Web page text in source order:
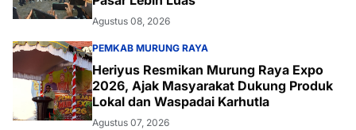
Agustus 08, 2026
PEMKAB MURUNG RAYA
Heriyus Resmikan Murung Raya Expo
2026, Ajak Masyarakat Dukung Produk
Lokal dan Waspadai Karhutla
Agustus 07, 2026